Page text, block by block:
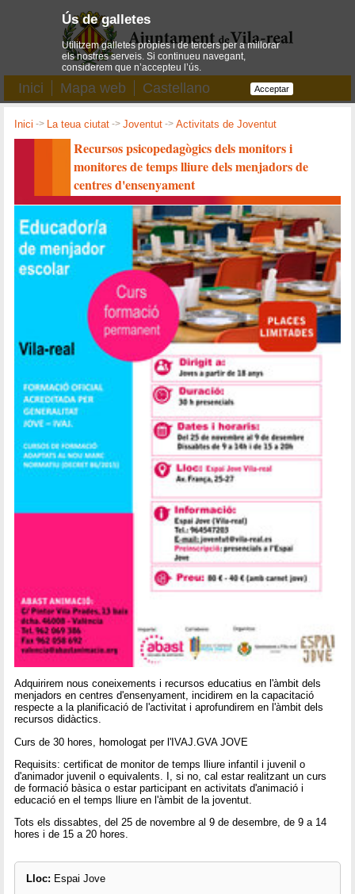
Inici Mapa web Castellano
Inici -> La teua ciutat ->Joventut ->Activitats de Joventut
Recursos psicopedagògics dels monitors i
monitores de temps lliure dels menjadors de
centres d'ensenyament
Adquirirem nous coneixements i recursos educatius en l'àmbit dels
menjadors en centres d'ensenyament, incidirem en la capacitació
respecte a la planificació de l'activitat i aprofundirem en l'àmbit dels
recursos didàctics.
Curs de 30 hores, homologat per l'IVAJ.GVA JOVE
Requisits: certificat de monitor de temps lliure infantil i juvenil o
d'animador juvenil o equivalents. I, si no, cal estar realitzant un curs
de formació bàsica o estar participant en activitats d'animació i
educació en el temps lliure en l'àmbit de la joventut.
Tots els dissabtes, del 25 de novembre al 9 de desembre, de 9 a 14
hores i de 15 a 20 hores.
Lloc: Espai Jove
Ús de galletes
Utilitzem galletes pròpies i de tercers per a millorar
els nostres serveis. Si continueu navegant,
considerem que n’accepteu l’ús.
Acceptar